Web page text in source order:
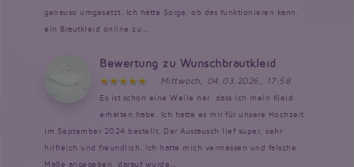
genauso umgesetzt. Ich hatte Sorge, ob das funktionieren kann,
ein Brautkleid online zu...
Bewertung zu Wunschbrautkleid
Mittwoch, 04.03.2026, 17:58
Es ist schon eine Weile her, dass ich mein Kleid
erhalten habe. Ich hatte es mir für unsere Hochzeit
im September 2024 bestellt. Der Austausch lief super, sehr
hilfreich und freundlich. Ich hatte mich vermessen und falsche
Maße angegeben, darauf wurde...